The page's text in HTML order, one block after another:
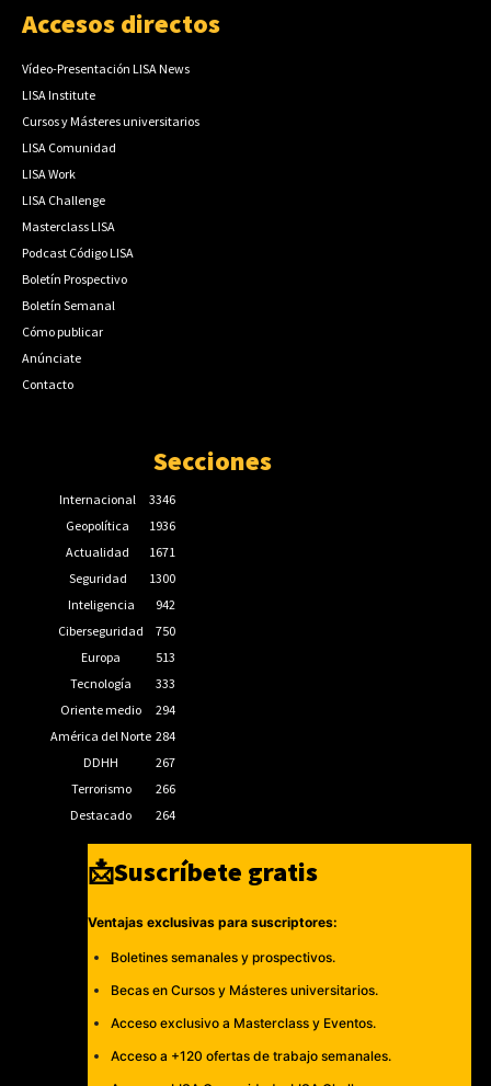
Accesos directos
Vídeo-Presentación LISA News
LISA Institute
Cursos y Másteres universitarios
LISA Comunidad
LISA Work
LISA Challenge
Masterclass LISA
Podcast Código LISA
Boletín Prospectivo
Boletín Semanal
Cómo publicar
Anúnciate
Contacto
Secciones
Internacional
3346
Geopolítica
1936
Actualidad
1671
Seguridad
1300
Inteligencia
942
Ciberseguridad
750
Europa
513
Tecnología
333
Oriente medio
294
América del Norte 284
DDHH
267
Terrorismo
266
Destacado
264
📩Suscríbete gratis
Ventajas exclusivas para suscriptores:
Boletines semanales y prospectivos.
Becas en Cursos y Másteres universitarios.
Acceso exclusivo a Masterclass y Eventos.
Acceso a +120 ofertas de trabajo semanales.